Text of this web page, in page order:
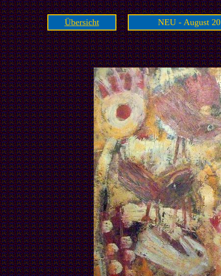
Übersicht NEU - August